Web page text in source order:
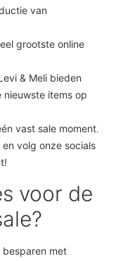
van
grootste online
& Meli bieden
items op
vast sale moment
volg onze socials
voor de
met